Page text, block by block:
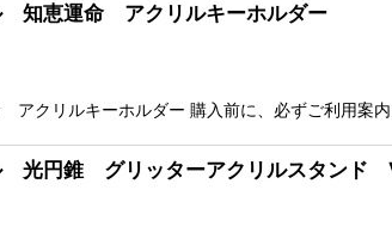
知恵運命 アクリルキーホルダー
クリルキーホルダー 購入前に、必ずご利用案
光円錐 グリッターアクリルスタンド